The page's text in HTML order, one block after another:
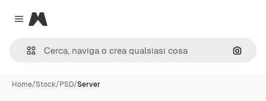
Close menu
Magnific
Cerca
Home/Stock/PSD/Server